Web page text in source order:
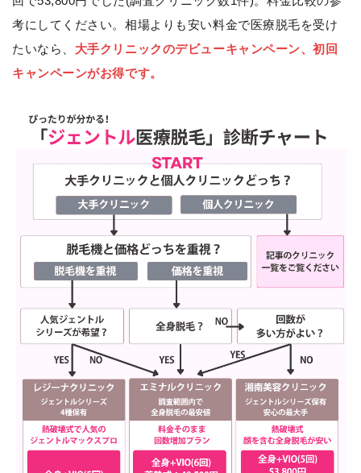
考にしてください。相場よりも安い料金で医療脱毛を受け
たいなら、 大手クリニックのデビューキャンペーン、初回
キャンペーンがお得です。